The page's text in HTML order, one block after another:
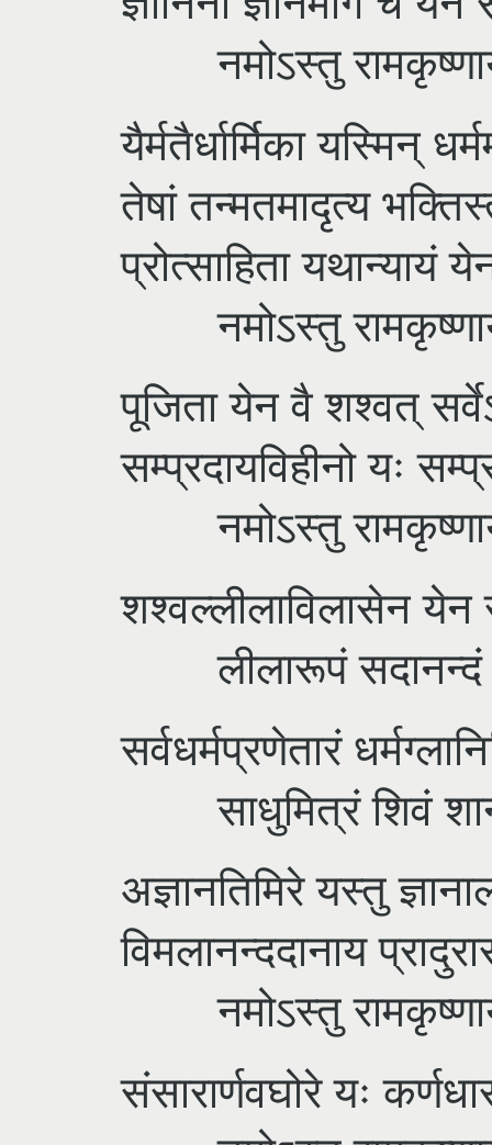
नमोऽस्तु
यैर्मतैर्धार्मिका यस्मिन्
तेषां तन्मतमादृत्य
प्रोत्साहिता यथान्यायं
नमोऽस्तु
पूजिता येन वै शश्वत्
सम्प्रदायविहीनो यः
नमोऽस्तु
शश्वल्लीलाविलासेन येन
लीलारूपं सदानन्दं
सर्वधर्मप्रणेतारं
साधुमित्रं शिवं
अज्ञानतिमिरे यस्तु
विमलानन्ददानाय
नमोऽस्तु
संसारार्णवघोरे यः